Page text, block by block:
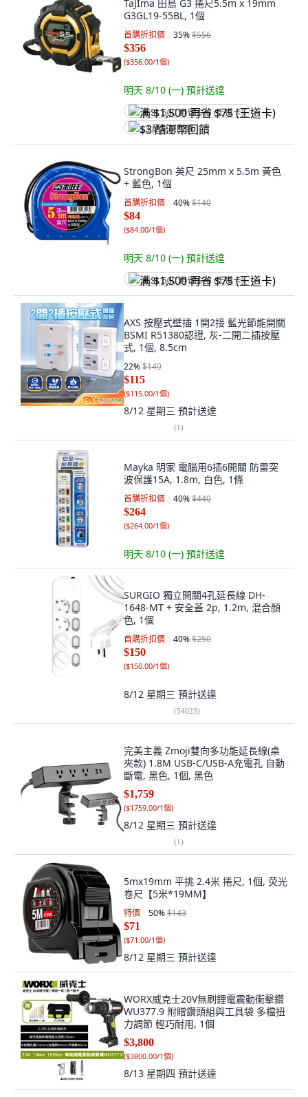
TaJIma 田島 G3 捲尺5.5m x 19mm
G3GL19-55BL, 1個
首購折扣價 35%$556
$356
($356.00/1個)
明天 8/10 (一) 預計送達
满 $1,500 再省 $75 (王道卡)
$3 酷澎幣回饋
StrongBon 英尺 25mm x 5.5m 黃色
+ 藍色, 1個
首購折扣價 40%$140
$84
($84.00/1個)
明天 8/10 (一) 預計送達
满 $1,500 再省 $75 (王道卡)
AXS 按壓式壁插 1開2接 藍光節能開關
BSMI R51380認證, 灰-二開二插按壓
式, 1個, 8.5cm
22%$149
$115
($115.00/1個)
8/12 星期三 預計送達
(1)
Mayka 明家 電腦用6插6開關 防雷突
波保護15A, 1.8m, 白色, 1條
首購折扣價 40%$440
$264
($264.00/1個)
明天 8/10 (一) 預計送達
SURGIO 獨立開關4孔延長線 DH-
1648-MT + 安全蓋 2p, 1.2m, 混合顏
色, 1個
首購折扣價 40%$250
$150
($150.00/1個)
8/12 星期三 預計送達
(54023)
完美主義 Zmoji雙向多功能延長線(桌
夾款) 1.8M USB-C/USB-A充電孔 自動
斷電, 黑色, 1個, 黑色
$1,759
($1759.00/1個)
8/12 星期三 預計送達
(1)
5mx19mm 平挑 2.4米 捲尺, 1個, 荧光
卷尺【5米*19MM】
特價 50%$143
$71
($71.00/1個)
8/12 星期三 預計送達
WORX威克士20V無刷鋰電震動衝擊鑽
WU377.9 附贈鑽頭組與工具袋 多檔扭
力調節 輕巧耐用, 1個
$3,800
($3800.00/1個)
8/13 星期四 預計送達